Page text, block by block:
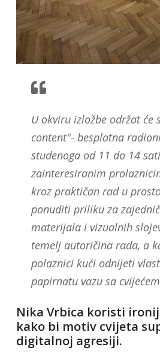
U okviru izložbe održat će
content"- besplatna
studenoga od 11 do 14
zainteresiranim
kroz praktičan rad u
ponuditi priliku za
materijala i vizualnih
temelj autoričina rada, a
polaznici kući odnijeti
papirnatu vazu sa
Nika Vrbica koristi
kako bi motiv cvijeta
digitalnoj agresiji.